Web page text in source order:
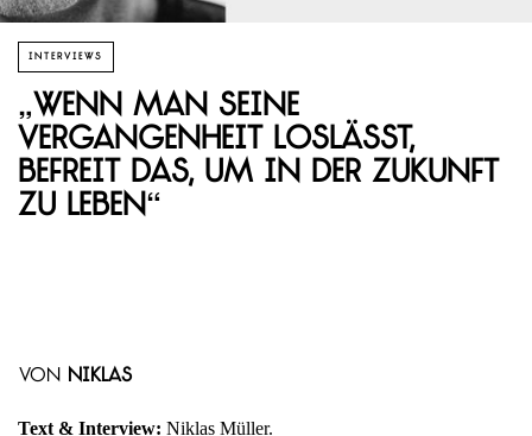
INTERVIEWS
„Wenn man seine
Vergangenheit loslässt,
befreit das, um in der Zukunft
zu leben“
von Niklas
Text & Interview: Niklas Müller.